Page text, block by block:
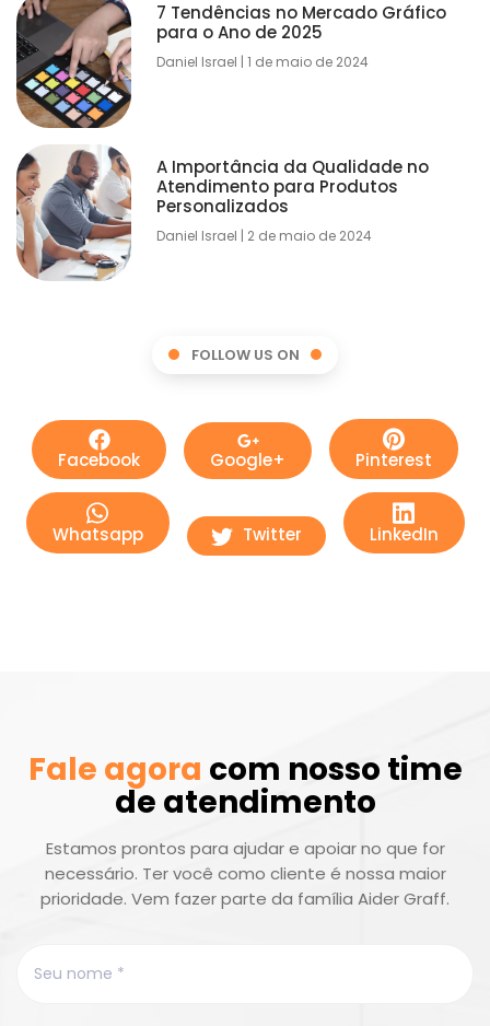
7 Tendências no Mercado Gráfico
para o Ano de 2025
Daniel Israel 1 de maio de 2024
A Importância da Qualidade no
Atendimento para Produtos
Personalizados
Daniel Israel 2 de maio de 2024
FOLLOW US ON
Facebook Google+ Pinterest
Whatsapp Twitter LinkedIn
Fale agora com nosso time
de atendimento
Estamos prontos para ajudar e apoiar no que for
necessário. Ter você como cliente é nossa maior
prioridade. Vem fazer parte da família Aider Graff.